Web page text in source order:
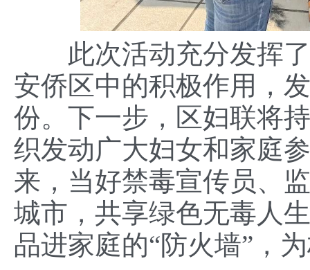
此次活动充分发挥了
安侨区中的积极作用，
份。下一步，区妇联将
织发动广大妇女和家庭
来，当好禁毒宣传员、
城市，共享绿色无毒人
品进家庭的“防火墙”，